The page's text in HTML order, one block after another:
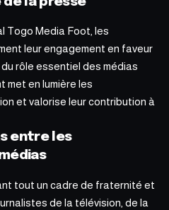
Togo Media Foot, les
leur engagement en faveur
rôle essentiel des médias
met en lumière les
et valorise leur contribution à
entre les
tout un cadre de fraternité et
de la télévision, de la